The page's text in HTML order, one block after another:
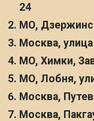
24
МО,
Москва,
МО, Химки,
МО, Лобня,
Москва,
Москва,